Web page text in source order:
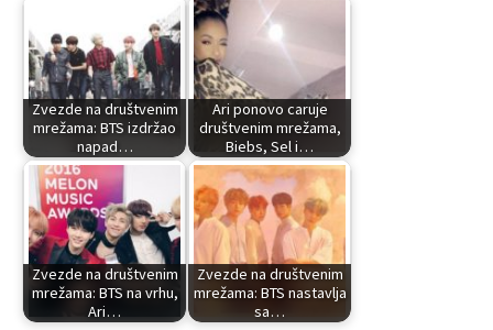
Zvezde na društvenim
mrežama: BTS izdržao
napad…
Ari ponovo caruje
društvenim mrežama,
Biebs, Sel i…
Zvezde na društvenim
mrežama: BTS na vrhu,
Ari…
Zvezde na društvenim
mrežama: BTS nastavlja
sa…